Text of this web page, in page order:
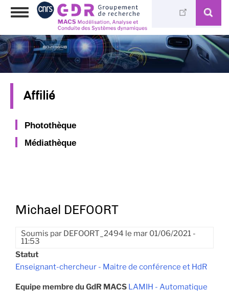
Aller
principal
Toggle
Affilié
Photothèque
Médiathèque
Michael DEFOORT
Soumis par DEFOORT_2494 le mar 01/06/2021 -
11:53
Statut
Enseignant-chercheur - Maitre de conférence et HdR
Equipe membre du GdR MACS LAMIH - Automatique